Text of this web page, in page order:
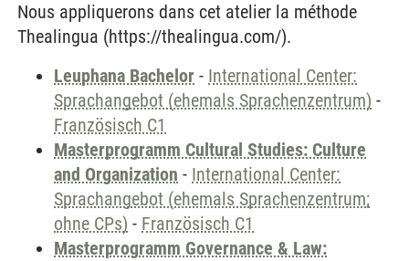
Nous appliquerons dans cet atelier la méthode
Thealingua (https://thealingua.com/).
Leuphana Bachelor - International Center:
Sprachangebot (ehemals Sprachenzentrum) -
Französisch C1
Masterprogramm Cultural Studies: Culture
and Organization - International Center:
Sprachangebot (ehemals Sprachenzentrum;
ohne CPs) - Französisch C1
Masterprogramm Governance & Law: